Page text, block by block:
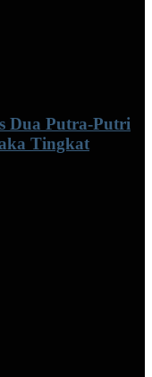
Dua Putra-Putri
Tingkat